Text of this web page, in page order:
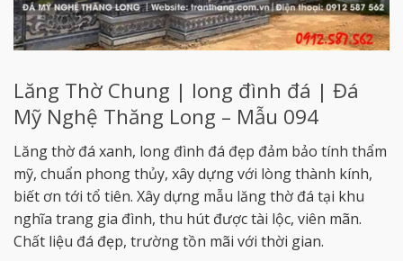
Lăng Thờ Chung | long đình đá | Đá
Mỹ Nghệ Thăng Long – Mẫu 094
Lăng thờ đá xanh, long đình đá đẹp đảm bảo tính thẩm
mỹ, chuẩn phong thủy, xây dựng với lòng thành kính,
biết ơn tới tổ tiên. Xây dựng mẫu lăng thờ đá tại khu
nghĩa trang gia đình, thu hút được tài lộc, viên mãn.
Chất liệu đá đẹp, trường tồn mãi với thời gian.